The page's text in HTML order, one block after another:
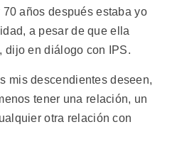
años después estaba yo
a pesar de que ella
dijo en diálogo con IPS.
mis descendientes deseen,
tener una relación, un
otra relación con